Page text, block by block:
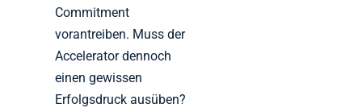
Commitment
vorantreiben. Muss der
Accelerator dennoch
einen gewissen
Erfolgsdruck ausüben?